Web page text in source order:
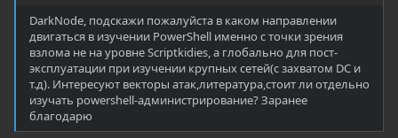
DarkNode, подскажи пожалуйста в каком направлении
двигаться в изучении PowerShell именно с точки зрения
взлома не на уровне Scriptkidies, а глобально для пост-
эксплуатации при изучении крупных сетей(с захватом DC и
т.д). Интересуют векторы атак,литература,стоит ли отдельно
изучать powershell-администрирование? Заранее
благодарю